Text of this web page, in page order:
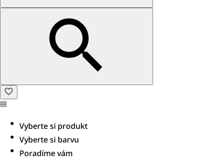
Vyberte si produkt
Vyberte si barvu
Poradíme vám​